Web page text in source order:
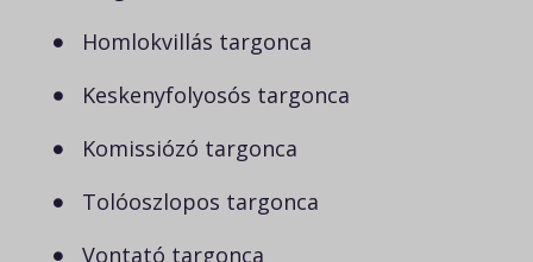
Homlokvillás targonca
Keskenyfolyosós targonca
Komissiózó targonca
Tolóoszlopos targonca
Vontató targonca